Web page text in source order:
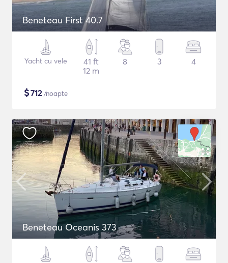
Beneteau First 40.7
Yacht cu vele
41 ft
12 m
8 3 4
$712/noapte
Beneteau Oceanis 373